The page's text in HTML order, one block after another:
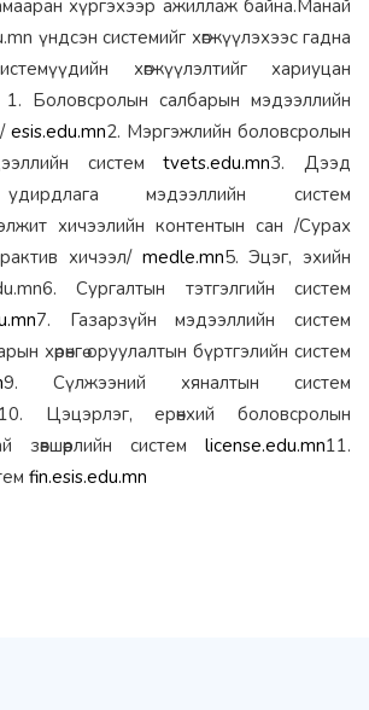
хүргэхээр ажиллаж байна.Манай
үндсэн системийг хөгжүүлэхээс гадна
хөгжүүлэлтийг хариуцан
1. Боловсролын салбарын мэдээллийн
esis.edu.mn2. Мэргэжлийн боловсролын
системtvets.edu.mn3. Дээд
мэдээллийн систем
хичээлийн контентын сан /Сурах
хичээл/ medle.mn5. Эцэг, эхийн
6. Сургалтын тэтгэлгийн систем
7. Газарзүйн мэдээллийн систем
хөрөнгө оруулалтын бүртгэлийн систем
9. Сүлжээний хяналтын систем
10. Цэцэрлэг, ерөнхий боловсролын
зөвшөөрлийн систем license.edu.mn11.
fin.esis.edu.mn